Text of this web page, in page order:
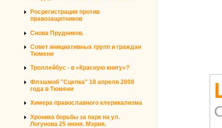
Росрегистрация против
правозащитников
Снова Прудников.
Совет инициативных групп и граждан
Тюмени
Троллейбус - в «Красную книгу»?
Флэшмоб "Сцепка" 18 апреля 2008
года в Тюмени
Химера православного клерикализма
Хроника борьбы за парк на ул.
Логунова 25 июня. Мэрия.